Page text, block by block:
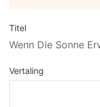
Titel
Wenn Die Sonne
Vertaling